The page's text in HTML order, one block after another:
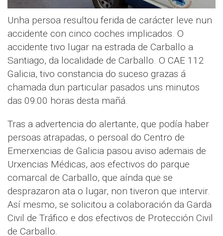
Unha persoa resultou ferida de carácter leve nun
accidente con cinco coches implicados. O
accidente tivo lugar na estrada de Carballo a
Santiago, da localidade de Carballo. O CAE 112
Galicia, tivo constancia do suceso grazas á
chamada dun particular pasados uns minutos
das 09:00 horas desta mañá.
Tras a advertencia do alertante, que podía haber
persoas atrapadas, o persoal do Centro de
Emerxencias de Galicia pasou aviso ademais de
Urxencias Médicas, aos efectivos do parque
comarcal de Carballo, que aínda que se
desprazaron ata o lugar, non tiveron que intervir.
Así mesmo, se solicitou a colaboración da Garda
Civil de Tráfico e dos efectivos de Protección Civil
de Carballo.